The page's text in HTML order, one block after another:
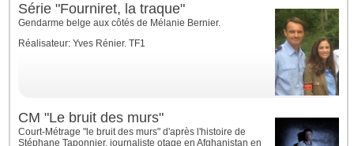
Série "Fourniret, la traque"
Gendarme belge aux côtés de Mélanie Bernier.
Réalisateur: Yves Rénier. TF1
CM "Le bruit des murs"
Court-Métrage "le bruit des murs" d'après l'histoire de
Stéphane Taponnier, journaliste otage en Afghanistan en